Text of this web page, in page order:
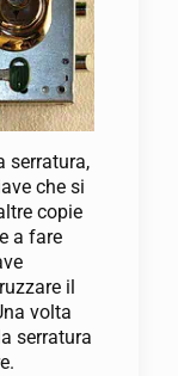
serratura,
che si
copie
a fare
il
volta
serratura